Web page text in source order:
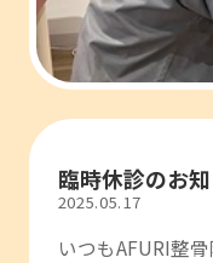
臨時休診のお
2025.05.17
いつもAFURI整